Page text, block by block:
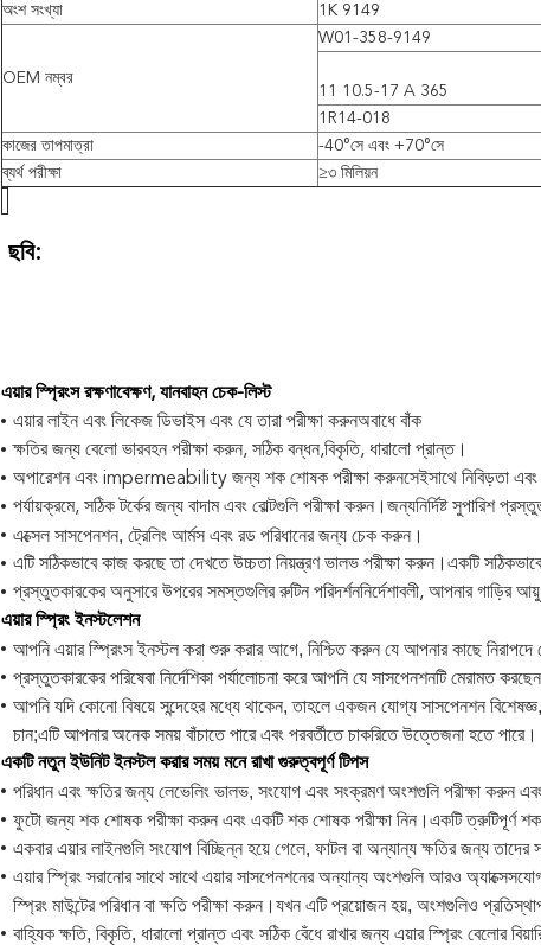
অংশ সংখ্যা 1K 9149
OEM নম্বর
W01-358-9149
11 10.5-17 A 365
1R14-018
কাজের তাপমাত্রা
-40°সে এবং +70°সে
ব্যর্থ পরীক্ষা
≥৩ মিলিয়ন
ছবি:
এয়ার স্প্রিংস রক্ষণাবেক্ষণ, যানবাহন চেক-লিস্ট
এয়ার লাইন এবং লিকেজ ডিভাইস এবং যে তারা পরীক্ষা করুনঅবাধে বাঁক
ক্ষতির জন্য বেলো ভারবহন পরীক্ষা করুন, সঠিক বন্ধন,বিকৃতি, ধারালো প্রান্ত।
অপারেশন এবং impermeability জন্য শক শোষক পরীক্ষা করুনসেইসাথে নিবিড়তা
পর্যায়ক্রমে, সঠিক টর্কের জন্য বাদাম এবং বোল্টগুলি পরীক্ষা করুন।জন্যনির্দিষ্ট সুপারিশ
এক্সেল সাসপেনশন, ট্রেলিং আর্মস এবং রড পরিধানের জন্য চেক করুন।
এটি সঠিকভাবে কাজ করছে তা দেখতে উচ্চতা নিয়ন্ত্রণ ভালভ পরীক্ষা করুন। একটি
প্রস্তুতকারকের অনুসারে উপরের সমস্তগুলির রুটিন পরিদর্শননির্দেশাবলী, আপনার গাড়ির
এয়ার স্প্রিং ইনস্টলেশন
আপনি এয়ার স্প্রিংস ইনস্টল করা শুরু করার আগে, নিশ্চিত করুন যে আপনার কাছে নিরাপদে
প্রস্তুতকারকের পরিষেবা নির্দেশিকা পর্যালোচনা করে আপনি যে সাসপেনশনটি মেরামত
আপনি যদি কোনো বিষয়ে সন্দেহের মধ্যে থাকেন, তাহলে একজন যোগ্য সাসপেনশন
চান;এটি আপনার অনেক সময় বাঁচাতে পারে এবং পরবর্তীতে চাকরিতে উত্তেজনা হতে পারে।
একটি নতুন ইউনিট ইনস্টল করার সময় মনে রাখা গুরুত্বপূর্ণ টিপস
পরিধান এবং ক্ষতির জন্য লেভেলিং ভালভ, সংযোগ এবং সংক্রমণ অংশগুলি পরীক্ষা করুন
ফুটো জন্য শক শোষক পরীক্ষা করুন এবং একটি শক শোষক পরীক্ষা নিন।একটি ত্রুটিপূর্ণ
একবার এয়ার লাইনগুলি সংযোগ বিচ্ছিন্ন হয়ে গেলে, ফাটল বা অন্যান্য ক্ষতির জন্য তাদের
এয়ার স্প্রিং সরানোর সাথে সাথে এয়ার সাসপেনশনের অন্যান্য অংশগুলি আরও
স্প্রিং মাউন্টের পরিধান বা ক্ষতি পরীক্ষা করুন।যখন এটি প্রয়োজন হয়, অংশগুলিও
বাহ্যিক ক্ষতি, বিকৃতি, ধারালো প্রান্ত এবং সঠিক বেঁধে রাখার জন্য এয়ার স্প্রিং বেলোর